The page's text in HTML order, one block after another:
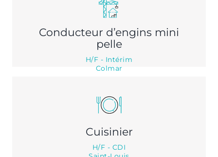
Conducteur d’engins mini
pelle
H/F - Intérim
Colmar
Cuisinier
H/F - CDI